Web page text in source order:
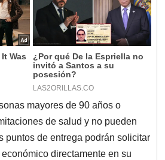
mayores de 90 años o
de salud y no pueden
puntos de entrega podrán solicitar
directamente en su